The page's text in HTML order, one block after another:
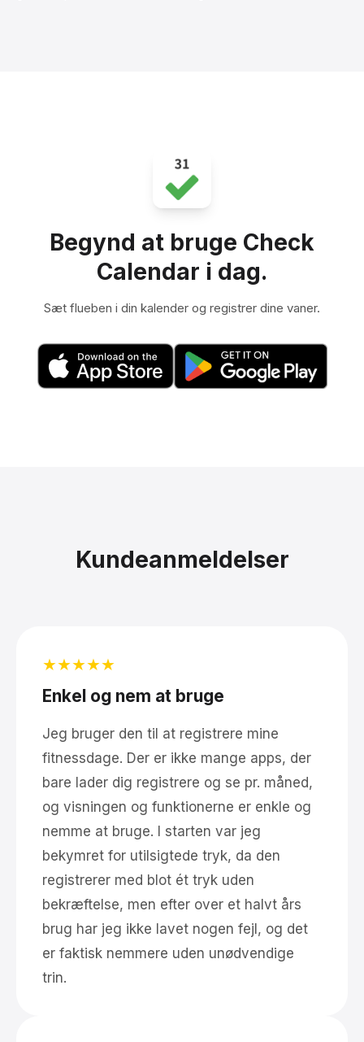
Begynd at bruge Check
Calendar i dag.
Sæt flueben i din kalender og registrer dine vaner.
Kundeanmeldelser
★★★★★
Enkel og nem at bruge
Jeg bruger den til at registrere mine
fitnessdage. Der er ikke mange apps, der
bare lader dig registrere og se pr. måned,
og visningen og funktionerne er enkle og
nemme at bruge. I starten var jeg
bekymret for utilsigtede tryk, da den
registrerer med blot ét tryk uden
bekræftelse, men efter over et halvt års
brug har jeg ikke lavet nogen fejl, og det
er faktisk nemmere uden unødvendige
trin.